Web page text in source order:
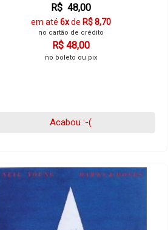
R$ 48,00
em até 6xde R$ 8,70
no cartão de crédito
R$ 48,00
no boleto ou pix
Acabou :-(